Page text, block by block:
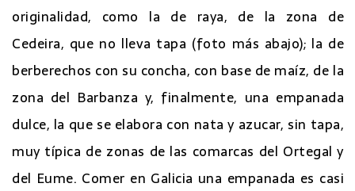
originalidad, como la de raya, de la zona de
Cedeira, que no lleva tapa (foto más abajo); la de
berberechos con su concha, con base de maíz, de la
zona del Barbanza y, finalmente, una empanada
dulce, la que se elabora con nata y azucar, sin tapa,
muy típica de zonas de las comarcas del Ortegal y
del Eume. Comer en Galicia una empanada es casi